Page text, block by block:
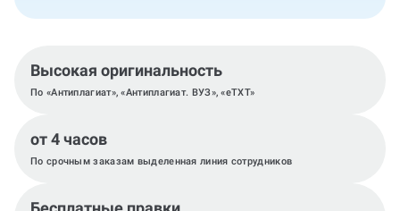
Высокая оригинальность
По «Антиплагиат», «Антиплагиат. ВУЗ», «eTXT»
от 4 часов
По срочным заказам выделенная линия сотрудников